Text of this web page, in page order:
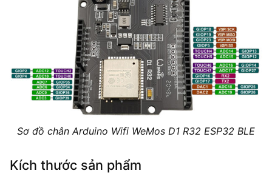
Sơ đồ chân Arduino Wifi WeMos D1 R32 ESP32 BLE
Kích thước sản phẩm